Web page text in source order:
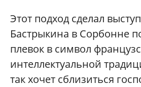
Этот подход сделал
Бастрыкина в Сорбонне
плевок в символ
интеллектуальной
так хочет сблизиться